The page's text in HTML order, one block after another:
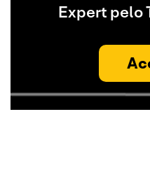
Expert pelo